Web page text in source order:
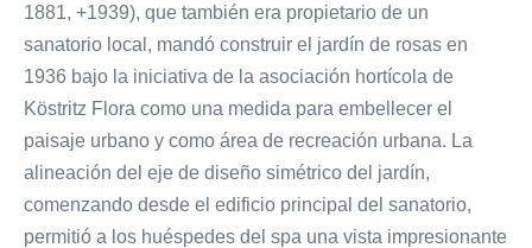
1881, +1939), que también era propietario de un
sanatorio local, mandó construir el jardín de rosas en
1936 bajo la iniciativa de la asociación hortícola de
Köstritz Flora como una medida para embellecer el
paisaje urbano y como área de recreación urbana. La
alineación del eje de diseño simétrico del jardín,
comenzando desde el edificio principal del sanatorio,
permitió a los huéspedes del spa una vista impresionante